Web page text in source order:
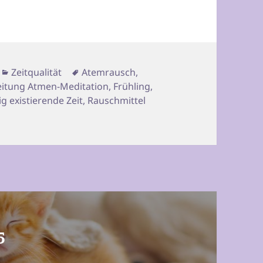
Kategorien
Zeitqualität Schlagwörter
Atemrausch,
Atmen-Meditation, Frühling,
existierende Zeit, Rauschmittel